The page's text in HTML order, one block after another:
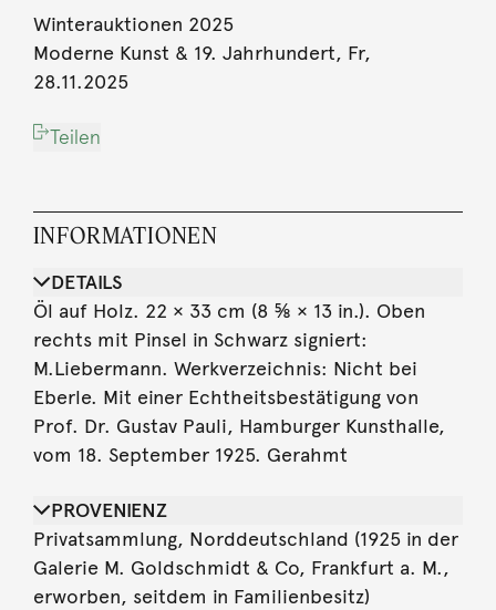
Winterauktionen 2025
Moderne Kunst & 19. Jahrhundert, Fr,
28.11.2025
Teilen
INFORMATIONEN
DETAILS
Öl auf Holz. 22 × 33 cm (8 ⅝ × 13 in.). Oben
rechts mit Pinsel in Schwarz signiert:
M.Liebermann. Werkverzeichnis: Nicht bei
Eberle. Mit einer Echtheitsbestätigung von
Prof. Dr. Gustav Pauli, Hamburger Kunsthalle,
vom 18. September 1925. Gerahmt
PROVENIENZ
Privatsammlung, Norddeutschland (1925 in der
Galerie M. Goldschmidt & Co, Frankfurt a. M.,
erworben, seitdem in Familienbesitz)